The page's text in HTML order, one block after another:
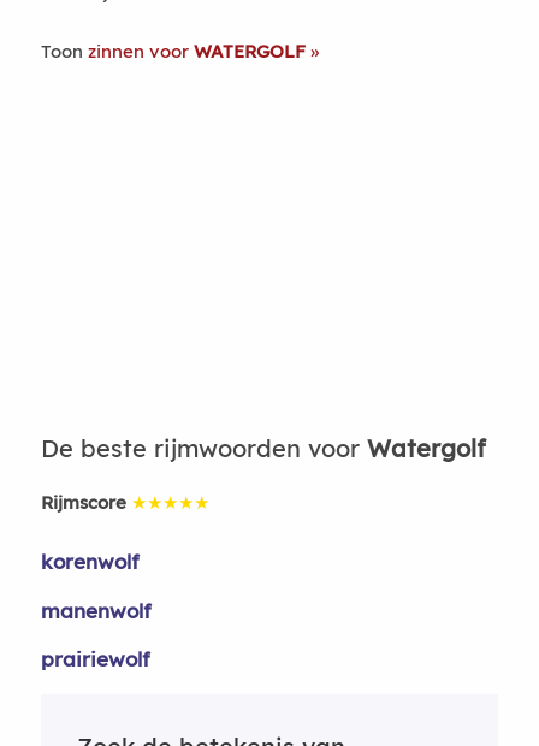
Toon zinnen voor WATERGOLF
De beste rijmwoorden voor Watergolf
Rijmscore ★★★★★
korenwolf
manenwolf
prairiewolf